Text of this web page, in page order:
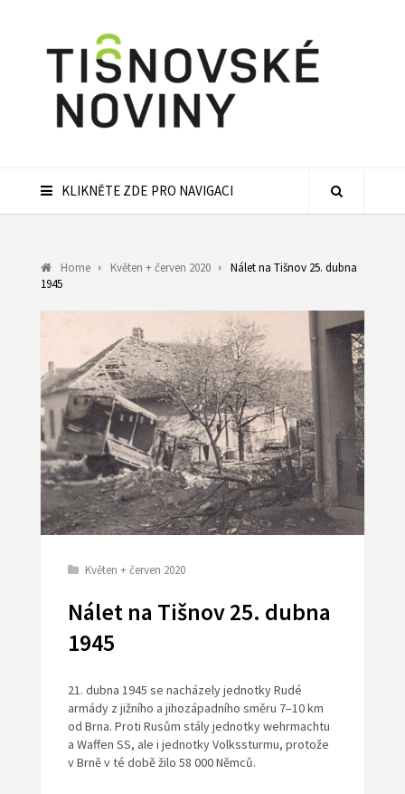
KLIKNĚTE ZDE PRO NAVIGACI
Home Květen + červen 2020
Nálet na Tišnov 25. dubna
1945
Květen + červen 2020
Nálet na Tišnov 25. dubna
1945
21. dubna 1945 se nacházely jednotky Rudé
armády z jižního a jihozápadního směru 7–10 km
od Brna. Proti Rusům stály jednotky wehrmachtu
a Waffen SS, ale i jednotky Volkssturmu, protože
v Brně v té době žilo 58 000 Němců.